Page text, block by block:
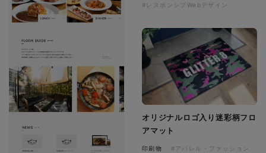
#レスポンシブWebデザイン
オリジナルロゴ入り迷彩柄フロ
アマット
印刷物
#アパレル・ファッション